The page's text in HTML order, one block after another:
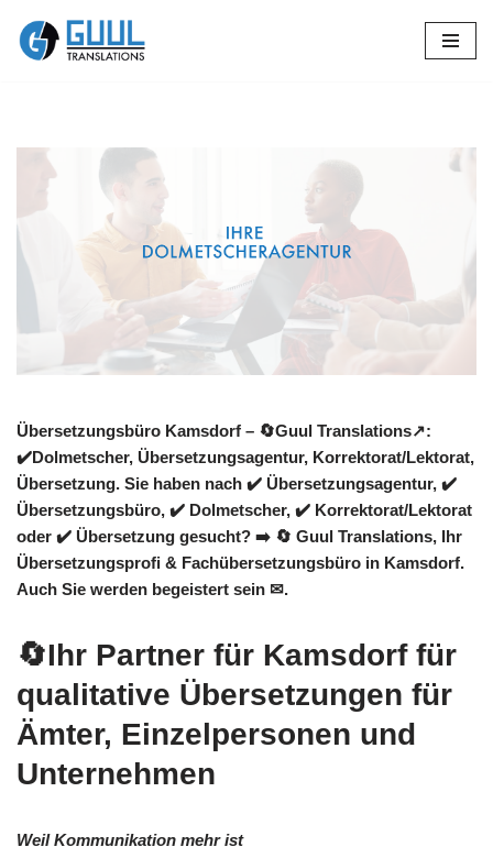
Zum
Übersetzungsbüro Kamsdorf – 🔄Guul Translations↗️:
✔️Dolmetscher, Übersetzungsagentur, Korrektorat/Lektorat,
Übersetzung. Sie haben nach ✔️ Übersetzungsagentur, ✔️
Übersetzungsbüro, ✔️ Dolmetscher, ✔️ Korrektorat/Lektorat
oder ✔️ Übersetzung gesucht? ➡️ 🔄 Guul Translations, Ihr
Übersetzungsprofi & Fachübersetzungsbüro in Kamsdorf.
Auch Sie werden begeistert sein ✉.
🔄Ihr Partner für Kamsdorf für
qualitative Übersetzungen für
Ämter, Einzelpersonen und
Unternehmen
Weil Kommunikation mehr ist